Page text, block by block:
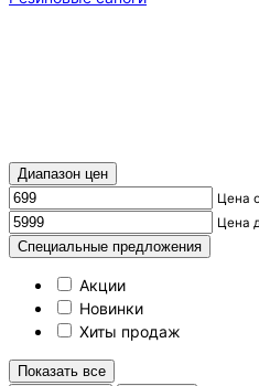
Диапазон цен
Цена
Цена
Специальные предложения
Акции
Новинки
Хиты продаж
Показать все